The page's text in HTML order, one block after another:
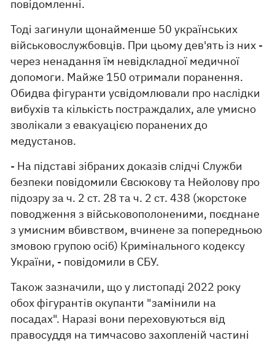
повідомленні.
Тоді загинули щонайменше 50 українських
військовослужбовців. При цьому дев'ять із них -
через ненадання їм невідкладної медичної
допомоги. Майже 150 отримали поранення.
Обидва фігуранти усвідомлювали про наслідки
вибухів та кількість постраждалих, але умисно
зволікали з евакуацією поранених до
медустанов.
- На підставі зібраних доказів слідчі Служби
безпеки повідомили Євсюкову та Нейолову про
підозру за ч. 2 ст. 28 та ч. 2 ст. 438 (жорстоке
поводження з військовополоненими, поєднане
з умисним вбивством, вчинене за попередньою
змовою групою осіб) Кримінального кодексу
України, - повідомили в СБУ.
Також зазначили, що у листопаді 2022 року
обох фігурантів окупанти "замінили на
посадах". Наразі вони переховуються від
правосуддя на тимчасово захопленій частині